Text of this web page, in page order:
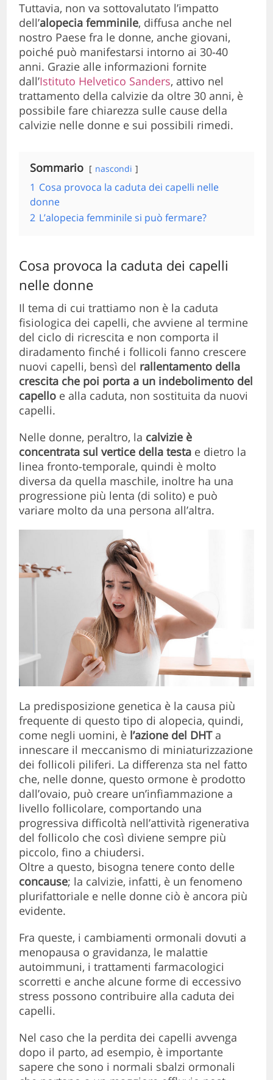
Tuttavia, non va sottovalutato l’impatto
dell’alopecia femminile, diffusa anche nel
nostro Paese fra le donne, anche giovani,
poiché può manifestarsi intorno ai 30-40
anni. Grazie alle informazioni fornite
dall’Istituto Helvetico Sanders, attivo nel
trattamento della calvizie da oltre 30 anni, è
possibile fare chiarezza sulle cause della
calvizie nelle donne e sui possibili rimedi.
Sommario nascondi
1 Cosa provoca la caduta dei capelli nelle
donne
2 L’alopecia femminile si può fermare?
Cosa provoca la caduta dei capelli
nelle donne
Il tema di cui trattiamo non è la caduta
fisiologica dei capelli, che avviene al termine
del ciclo di ricrescita e non comporta il
diradamento finché i follicoli fanno crescere
nuovi capelli, bensì del rallentamento della
crescita che poi porta a un indebolimento del
capello e alla caduta, non sostituita da nuovi
capelli.
Nelle donne, peraltro, la calvizie è
concentrata sul vertice della testa e dietro la
linea fronto-temporale, quindi è molto
diversa da quella maschile, inoltre ha una
progressione più lenta (di solito) e può
variare molto da una persona all’altra.
La predisposizione genetica è la causa più
frequente di questo tipo di alopecia, quindi,
come negli uomini, è l’azione del DHTa
innescare il meccanismo di miniaturizzazione
dei follicoli piliferi. La differenza sta nel fatto
che, nelle donne, questo ormone è prodotto
dall’ovaio, può creare un’infiammazione a
livello follicolare, comportando una
progressiva difficoltà nell’attività rigenerativa
del follicolo che così diviene sempre più
piccolo, fino a chiudersi.
Oltre a questo, bisogna tenere conto delle
concause; la calvizie, infatti, è un fenomeno
plurifattoriale e nelle donne ciò è ancora più
evidente.
Fra queste, i cambiamenti ormonali dovuti a
menopausa o gravidanza, le malattie
autoimmuni, i trattamenti farmacologici
scorretti e anche alcune forme di eccessivo
stress possono contribuire alla caduta dei
capelli.
Nel caso che la perdita dei capelli avvenga
dopo il parto, ad esempio, è importante
sapere che sono i normali sbalzi ormonali